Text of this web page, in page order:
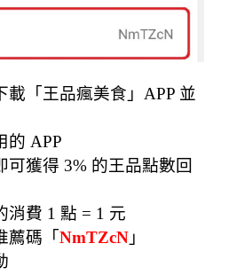
載「王品瘋美食」APP 並
的 APP
獲得 3% 的王品點數回
消費 1 點 = 1 元
薦碼「NmTZcN 」